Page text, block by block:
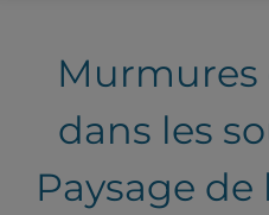
dans les
Paysage